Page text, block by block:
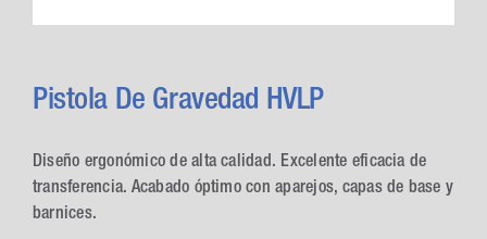
Pistola De Gravedad HVLP
Diseño ergonómico de alta calidad. Excelente eficacia de
transferencia. Acabado óptimo con aparejos, capas de base y
barnices.